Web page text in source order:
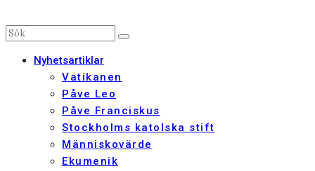
Nyhetsartiklar
Vatikanen
Påve Leo
Påve Franciskus
Stockholms katolska stift
Människovärde
Ekumenik